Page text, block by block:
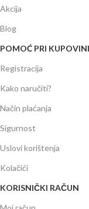
Akcija
Blog
POMOĆ PRI KUPOVINI
Registracija
Kako naručiti?
Način plaćanja
Sigurnost
Uslovi korištenja
Kolačići
KORISNIČKI RAČUN